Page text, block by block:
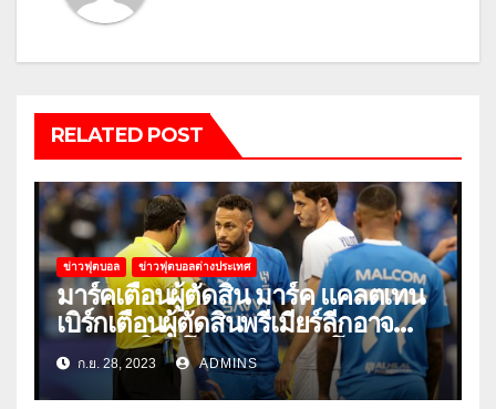
RELATED POST
ข่าวฟุตบอล ข่าวฟุตบอลต่างประเทศ
มาร์คเตือนผู้ตัดสิน มาร์ค แคลตเทน
เบิร์กเตือนผู้ตัดสินพรีเมียร์ลีกอาจ
‘ยอมแพ้ในยูโรหรือฟุตบอลโลก’
ก.ย. 28, 2023 ADMINS